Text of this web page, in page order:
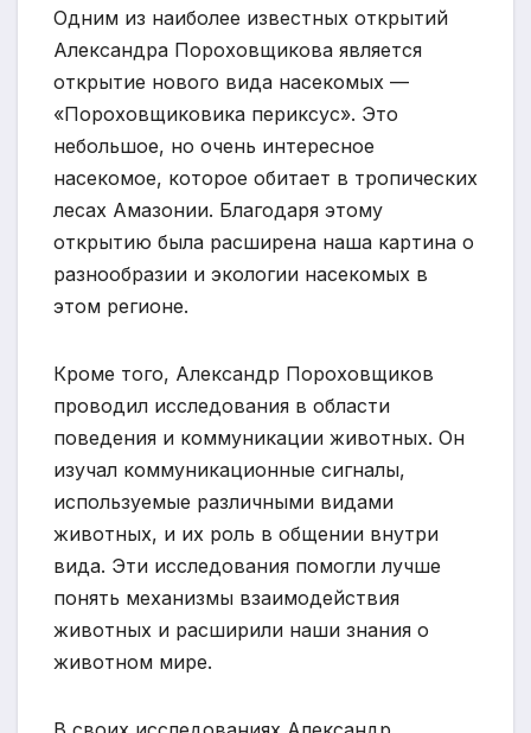
Одним из наиболее известных открытий
Александра Пороховщикова является
открытие нового вида насекомых —
«Пороховщиковика периксус». Это
небольшое, но очень интересное
насекомое, которое обитает в тропических
лесах Амазонии. Благодаря этому
открытию была расширена наша картина о
разнообразии и экологии насекомых в
этом регионе.
Кроме того, Александр Пороховщиков
проводил исследования в области
поведения и коммуникации животных. Он
изучал коммуникационные сигналы,
используемые различными видами
животных, и их роль в общении внутри
вида. Эти исследования помогли лучше
понять механизмы взаимодействия
животных и расширили наши знания о
животном мире.